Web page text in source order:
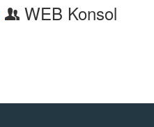
WEB Konsol